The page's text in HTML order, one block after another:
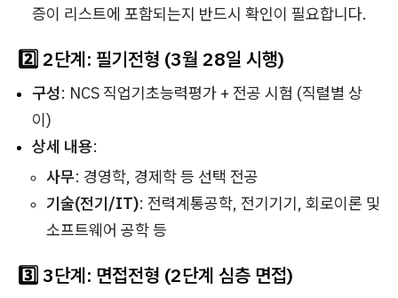
증이 리스트에 포함되는지 반드시 확인이 필요합니다.
2️⃣ 2단계: 필기전형 (3월 28일 시행)
구성: NCS 직업기초능력평가 + 전공 시험 (직렬별 상
이)
상세 내용:
사무: 경영학, 경제학 등 선택 전공
기술(전기/IT): 전력계통공학, 전기기기, 회로이론 및
소프트웨어 공학 등
3️⃣ 3단계: 면접전형 (2단계 심층 면접)